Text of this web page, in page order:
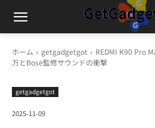
ホーム getgadgetgot
REDMI K90 Pro
万とBose監修サウンドの衝撃
getgadgetgot
2025-11-09